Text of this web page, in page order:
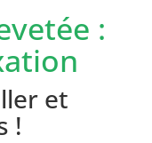
:
et
!